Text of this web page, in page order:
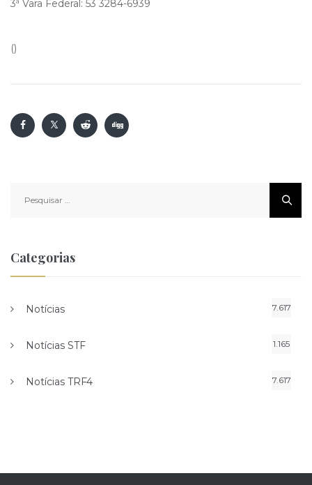
3ª Vara Federal: 53 3284-6939
()
por:
Categorias
Notícias 7.617
Notícias STF 1.165
Notícias TRF4 7.617